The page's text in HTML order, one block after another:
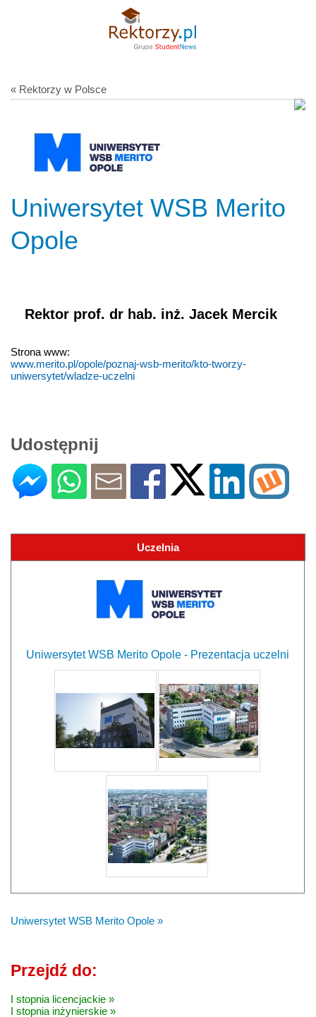
« Rektorzy w Polsce
Uniwersytet WSB Merito
Opole
Rektor prof. dr hab. inż. Jacek Mercik
Strona www:
www.merito.pl/opole/poznaj-wsb-merito/kto-tworzy-
uniwersytet/wladze-uczelni
Udostępnij
Uczelnia
Uniwersytet WSB Merito Opole - Prezentacja uczelni
Uniwersytet WSB Merito Opole »
Przejdź do:
I stopnia licencjackie »
I stopnia inżynierskie »